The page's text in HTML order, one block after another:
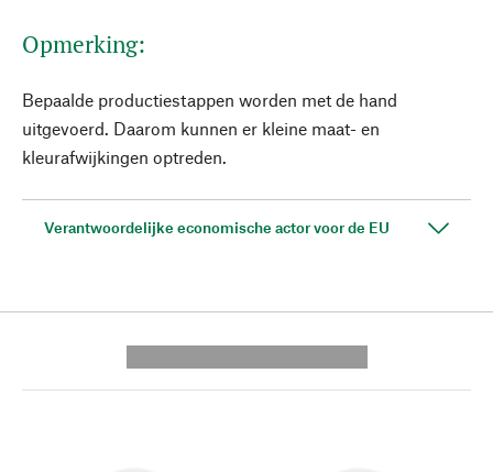
Opmerking:
Bepaalde productiestappen worden met de hand
uitgevoerd. Daarom kunnen er kleine maat- en
kleurafwijkingen optreden.
Verantwoordelijke economische actor voor de EU